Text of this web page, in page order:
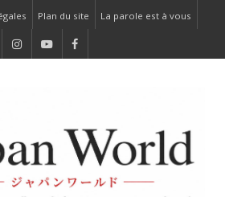
Plan du site La parole est à vous